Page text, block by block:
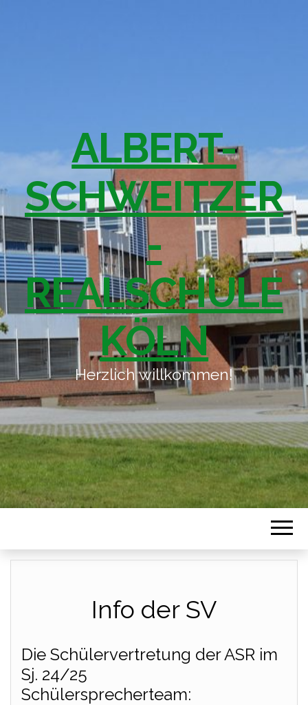
ALBERT-
SCHWEITZER
-
REALSCHULE
KÖLN
Herzlich willkommen!
Info der SV
Die Schülervertretung der ASR im
Sj. 24/25
Schülersprecherteam: